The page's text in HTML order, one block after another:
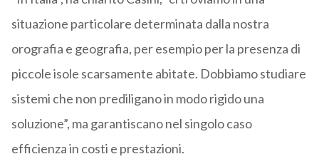
situazione particolare determinata dalla nostra
orografia e geografia, per esempio per la presenza di
piccole isole scarsamente abitate. Dobbiamo studiare
sistemi che non prediligano in modo rigido una
soluzione”, ma garantiscano nel singolo caso
efficienza in costi e prestazioni.